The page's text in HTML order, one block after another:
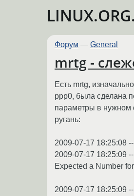
Форум — General
mrtg -
Есть mrtg,
ppp0, была сделана
параметры в нужном
ругань:
2009-07-17 18:25:08
2009-07-17 18:25:09
Expected a Number
2009-07-17 18:25:09